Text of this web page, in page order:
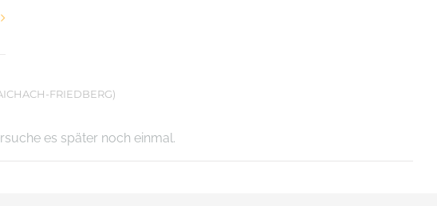
FRIEDBERG)
es später noch einmal.